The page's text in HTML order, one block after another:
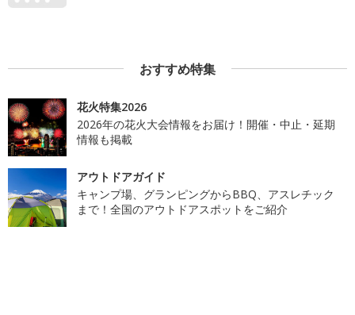
おすすめ特集
花火特集2026
2026年の花火大会情報をお届け！開催・中止・延期
情報も掲載
アウトドアガイド
キャンプ場、グランピングからBBQ、アスレチック
まで！全国のアウトドアスポットをご紹介